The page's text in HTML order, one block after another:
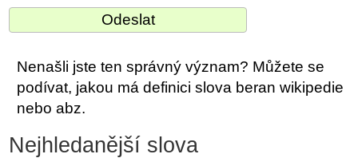
Nenašli jste ten správný význam? Můžete se
podívat, jakou má definici slova beran wikipedie
nebo abz.
Nejhledanější slova